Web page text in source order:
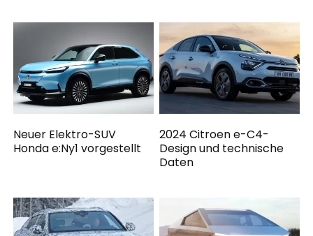
Neuer Elektro-SUV
Honda e:Ny1 vorgestellt
2024 Citroen e-C4-
Design und technische
Daten